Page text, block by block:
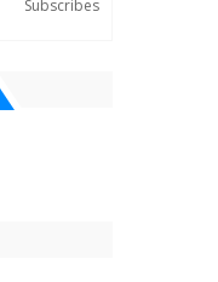
Subscribes